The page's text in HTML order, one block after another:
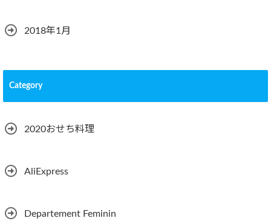
2018年1月
Category
2020おせち料理
AliExpress
Departement Feminin